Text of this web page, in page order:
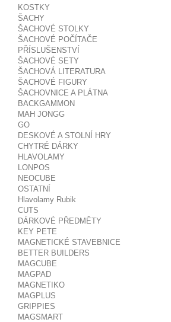
KOSTKY
ŠACHY
ŠACHOVÉ STOLKY
ŠACHOVÉ POČÍTAČE
PŘÍSLUŠENSTVÍ
ŠACHOVÉ SETY
ŠACHOVÁ LITERATURA
ŠACHOVÉ FIGURY
ŠACHOVNICE A PLÁTNA
BACKGAMMON
MAH JONGG
GO
DESKOVÉ A STOLNÍ HRY
CHYTRÉ DÁRKY
HLAVOLAMY
LONPOS
NEOCUBE
OSTATNÍ
Hlavolamy Rubik
CUTS
DÁRKOVÉ PŘEDMĚTY
KEY PETE
MAGNETICKÉ STAVEBNICE
BETTER BUILDERS
MAGCUBE
MAGPAD
MAGNETIKO
MAGPLUS
GRIPPIES
MAGSMART